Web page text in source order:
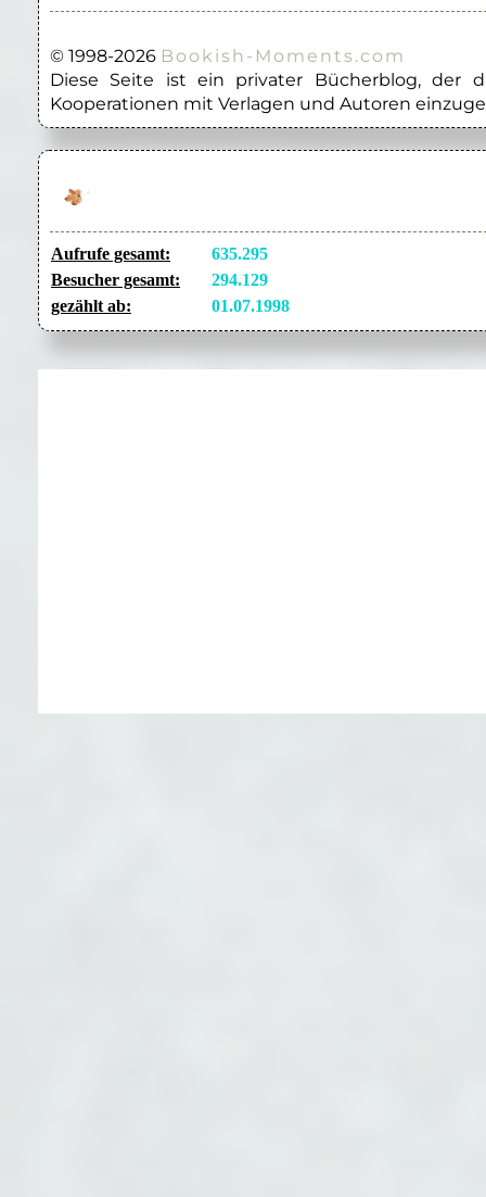
© 1998-2026 Bookish-Moments.com
Diese Seite ist ein privater Bücherblog, der
Kooperationen mit Verlagen und Autoren
Aufrufe gesamt:
635.295
Besucher gesamt:
294.129
gezählt ab:
01.07.1998